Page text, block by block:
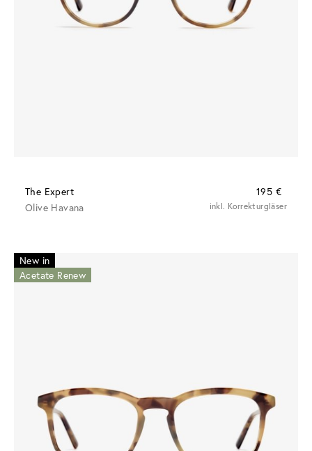
The Expert
195 €
Olive Havana
inkl. Korrekturgläser
New in
Acetate Renew